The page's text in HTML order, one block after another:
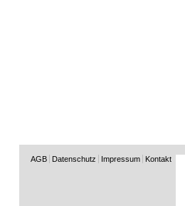
AGB Datenschutz Impressum Kontakt